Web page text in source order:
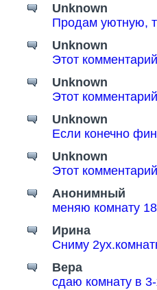
Unknown
Продам уютную,
Unknown
Этот
Unknown
Этот
Unknown
Если конечно
Unknown
Этот
Анонимный
меняю комнату
Ирина
Сниму
Вера
сдаю комнату в